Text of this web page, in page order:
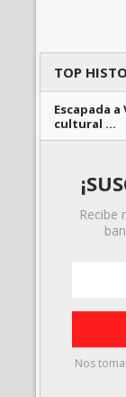
TOP
Escapada
cultural …
Recibe
Nos